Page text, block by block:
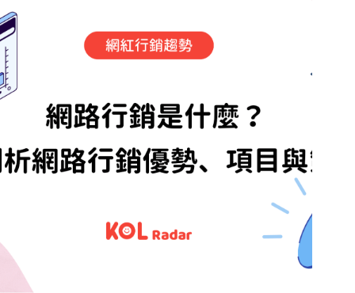
重魅力開拓更多可能性。